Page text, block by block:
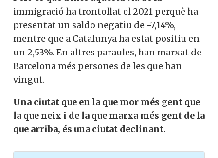
immigració ha trontollat el 2021 perquè ha
presentat un saldo negatiu de -7,14%,
mentre que a Catalunya ha estat positiu en
un 2,53%. En altres paraules, han marxat de
Barcelona més persones de les que han
vingut.
Una ciutat que en la que mor més gent que
la que neix i de la que marxa més gent de la
que arriba, és una ciutat declinant.